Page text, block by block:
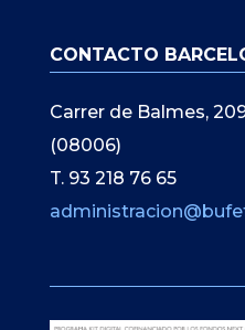
CONTACTO
Carrer de Balmes,
(08006)
T. 93 218 76 65